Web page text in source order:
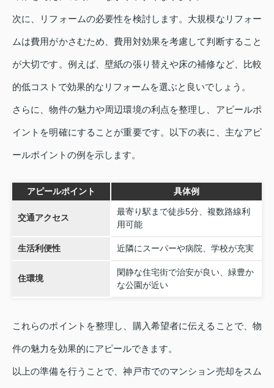
次に、リフォームの必要性を検討します。大規模なリフォー
ムは費用がかさむため、費用対効果を考慮して判断すること
が大切です。例えば、壁紙の張り替えや床の補修など、比較
的低コストで効果的なリフォームを選ぶと良いでしょう。
さらに、物件の魅力や周辺環境の利点を整理し、アピールポ
イントを明確にすることが重要です。以下の表に、主なアピ
ールポイントの例を示します。
アピールポイント 具体例
交通アクセス
最寄り駅まで徒歩5分、複数路線利
用可能
生活利便性 近隣にスーパーや病院、学校が充実
住環境
閑静な住宅街で治安が良い、緑豊か
な公園が近い
これらのポイントを整理し、購入希望者に伝えることで、物
件の魅力を効果的にアピールできます。
以上の準備を行うことで、神戸市でのマンション売却をスム